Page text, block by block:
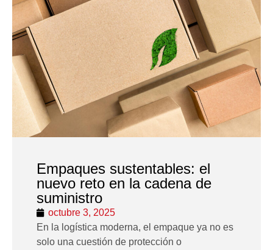
Empaques sustentables: el
nuevo reto en la cadena de
suministro
octubre 3, 2025
En la logística moderna, el empaque ya no es
solo una cuestión de protección o